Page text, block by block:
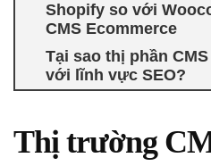
Shopify so với
CMS Ecommerce
Tại sao thị phần
với lĩnh vực SEO?
Thị trường